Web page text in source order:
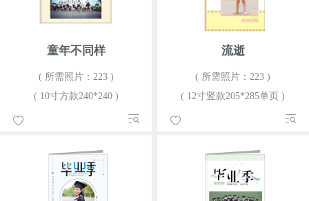
童年不同样
( 所需照片：223 )
( 10寸方款240*240 )
流逝
( 所需照片：223 )
( 12寸竖款205*285单页 )